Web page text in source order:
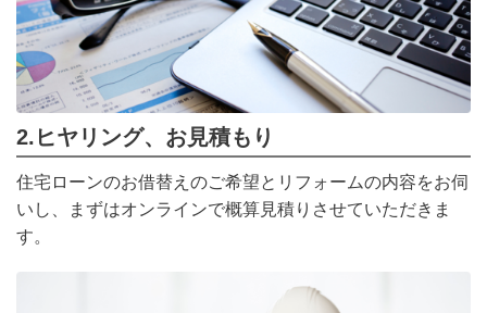
2.ヒヤリング、お見積もり
住宅ローンのお借替えのご希望とリフォームの内容をお伺
いし、まずはオンラインで概算見積りさせていただきま
す。